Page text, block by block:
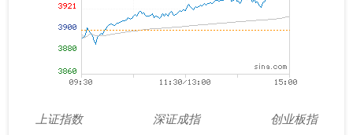
上证指数
深证成指
创业板指